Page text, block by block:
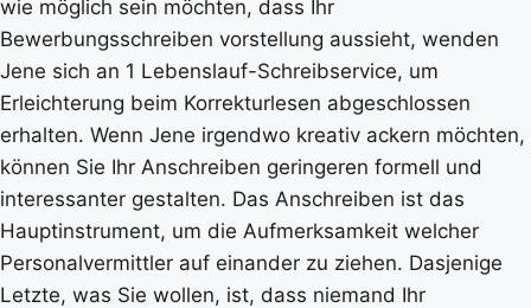
wie möglich sein möchten, dass Ihr
Bewerbungsschreiben vorstellung aussieht, wenden
Jene sich an 1 Lebenslauf-Schreibservice, um
Erleichterung beim Korrekturlesen abgeschlossen
erhalten. Wenn Jene irgendwo kreativ ackern möchten,
können Sie Ihr Anschreiben geringeren formell und
interessanter gestalten. Das Anschreiben ist das
Hauptinstrument, um die Aufmerksamkeit welcher
Personalvermittler auf einander zu ziehen. Dasjenige
Letzte, was Sie wollen, ist, dass niemand Ihr